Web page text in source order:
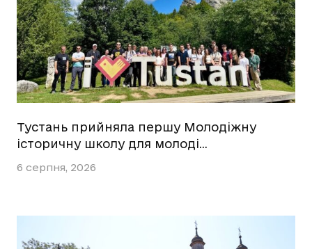
Тустань прийняла першу Молодіжну
історичну школу для молоді…
6 серпня, 2026